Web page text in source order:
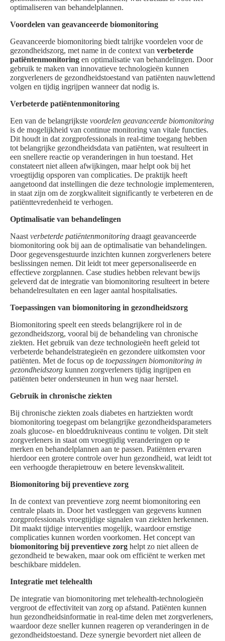
optimaliseren van behandelplannen.
Voordelen van geavanceerde biomonitoring
Geavanceerde biomonitoring biedt talrijke voordelen voor de
gezondheidszorg, met name in de context van verbeterde
patiëntenmonitoring en optimalisatie van behandelingen. Door
gebruik te maken van innovatieve technologieën kunnen
zorgverleners de gezondheidstoestand van patiënten nauwlettend
volgen en tijdig ingrijpen wanneer dat nodig is.
Verbeterde patiëntenmonitoring
Een van de belangrijkste voordelen geavanceerde biomonitoring
is de mogelijkheid van continue monitoring van vitale functies.
Dit houdt in dat zorgprofessionals in real-time toegang hebben
tot belangrijke gezondheidsdata van patiënten, wat resulteert in
een snellere reactie op veranderingen in hun toestand. Het
constateert niet alleen afwijkingen, maar helpt ook bij het
vroegtijdig opsporen van complicaties. De praktijk heeft
aangetoond dat instellingen die deze technologie implementeren,
in staat zijn om de zorgkwaliteit significantly te verbeteren en de
patiënttevredenheid te verhogen.
Optimalisatie van behandelingen
Naast verbeterde patiëntenmonitoring draagt geavanceerde
biomonitoring ook bij aan de optimalisatie van behandelingen.
Door gegevensgestuurde inzichten kunnen zorgverleners betere
beslissingen nemen. Dit leidt tot meer gepersonaliseerde en
effectieve zorgplannen. Case studies hebben relevant bewijs
geleverd dat de integratie van biomonitoring resulteert in betere
behandelresultaten en een lager aantal hospitalisaties.
Toepassingen van biomonitoring in gezondheidszorg
Biomonitoring speelt een steeds belangrijkere rol in de
gezondheidszorg, vooral bij de behandeling van chronische
ziekten. Het gebruik van deze technologieën heeft geleid tot
verbeterde behandelstrategieën en gezondere uitkomsten voor
patiënten. Met de focus op de toepassingen biomonitoring in
gezondheidszorg kunnen zorgverleners tijdig ingrijpen en
patiënten beter ondersteunen in hun weg naar herstel.
Gebruik in chronische ziekten
Bij chronische ziekten zoals diabetes en hartziekten wordt
biomonitoring toegepast om belangrijke gezondheidsparameters
zoals glucose- en bloeddrukniveaus continu te volgen. Dit stelt
zorgverleners in staat om vroegtijdig veranderingen op te
merken en behandelplannen aan te passen. Patiënten ervaren
hierdoor een grotere controle over hun gezondheid, wat leidt tot
een verhoogde therapietrouw en betere levenskwaliteit.
Biomonitoring bij preventieve zorg
In de context van preventieve zorg neemt biomonitoring een
centrale plaats in. Door het vastleggen van gegevens kunnen
zorgprofessionals vroegtijdige signalen van ziekten herkennen.
Dit maakt tijdige interventies mogelijk, waardoor ernstige
complicaties kunnen worden voorkomen. Het concept van
biomonitoring bij preventieve zorg helpt zo niet alleen de
gezondheid te bewaken, maar ook om efficiënt te werken met
beschikbare middelen.
Integratie met telehealth
De integratie van biomonitoring met telehealth-technologieën
vergroot de effectiviteit van zorg op afstand. Patiënten kunnen
hun gezondheidsinformatie in real-time delen met zorgverleners,
waardoor deze sneller kunnen reageren op veranderingen in de
gezondheidstoestand. Deze synergie bevordert niet alleen de